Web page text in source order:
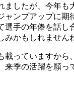
ましたが、今年も
ャンプアップに期
選手の年俸を話し
かもしれません
載っていますから
来季の活躍を願っ